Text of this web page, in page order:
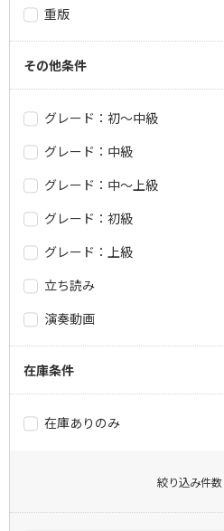
重版
その他条件
グレード：初～中級
グレード：中級
グレード：中～上級
グレード：初級
グレード：上級
立ち読み
演奏動画
在庫条件
在庫ありのみ
絞り込み件数